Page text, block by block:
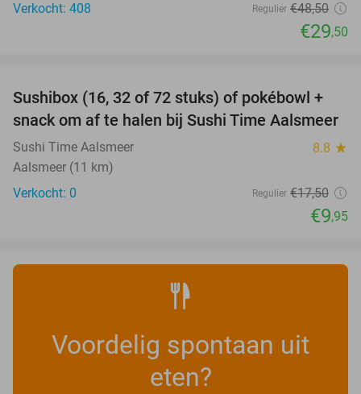
Verkocht: 408
Regulier €48,50
€29,50
43%
TODAY
Sushibox (16, 32 of 72 stuks) of pokébowl +
snack om af te halen bij Sushi Time Aalsmeer
Sushi Time Aalsmeer 8.8 star
Aalsmeer (11 km)
Verkocht: 0
Regulier €17,50
€9,95
Voordelig spontaan uit
eten?